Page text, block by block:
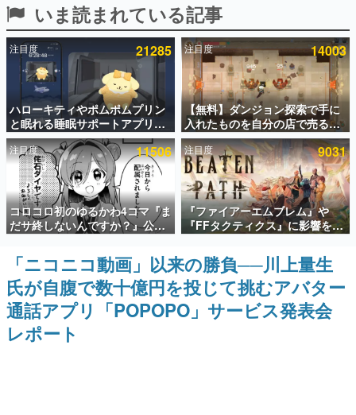
殿堂入り記事
SNS拡散数が数千以上！ ページビュー数万以上！ などな
ど。多くの人々に読まれた、電ファミ渾身の“殿堂入り”記
事をまとめました。
ゲームの企画書
名作ゲームクリエイターの方々に製作時のエピソードをお
聞きし、ヒットする企画（ゲーム）とは何か？を探ってい
きます。
赫本
この物語を解いてはいけない。『赫本』は、〈試験問題〉
の形をした短編ホラー小説集です。
新世代に訊く
これからのデジタルゲーム市場を担う若きクリエイター達
の姿を追い、彼らのルーツと情熱を探っていきます。
ゲーム世代の作家たち
ゲームに多大な影響を受けた作家さんに取材し、ゲームが
日本のコンテンツ産業やカルチャーに与えた影響を探る企
画です。
いま読まれている記事
注目度 21285
ハローキティやポムポムプリン
と眠れる睡眠サポートアプリ
『ゆめたび』が配信中。キャラ
ごとのASMRや目覚ましアラー
ムも搭載
注目度 14003
【無料】ダンジョン探索で手に
入れたものを自分の店で売るゲ
ーム『Moonlighter』がSteam
にて無料配布中！続編
『Moonlighter 2』の9月2日正
式リリースを記念したキャンペ
ーン
注目度 11506
コロコロ初のゆるかわ4コマ『ま
だサ終しないんですか？』公開
スタート。主人公は新入社員の
侘石ダイヤ、ゲーム会社を舞台
にトラブルへ対応する社員たち
を描く
注目度 9031
『ファイアーエムブレム』や
『FFタクティクス』に影響を受
けた新作戦略RPG『Beaten
Path』2027年に発売へ。
PC（Steam）、PS5、Xbox、
Switch向けにリリース予定
「ニコニコ動画」以来の勝負──川上量生
氏が自腹で数十億円を投じて挑むアバター
通話アプリ「POPOPO」サービス発表会
レポート